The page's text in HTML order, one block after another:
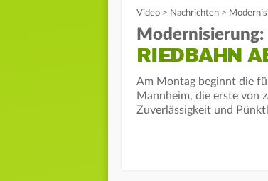
Video > Nachrichten >
Modernisierung:
RIEDBAHN
Am Montag beginnt die
Mannheim, die erste von
Zuverlässigkeit und